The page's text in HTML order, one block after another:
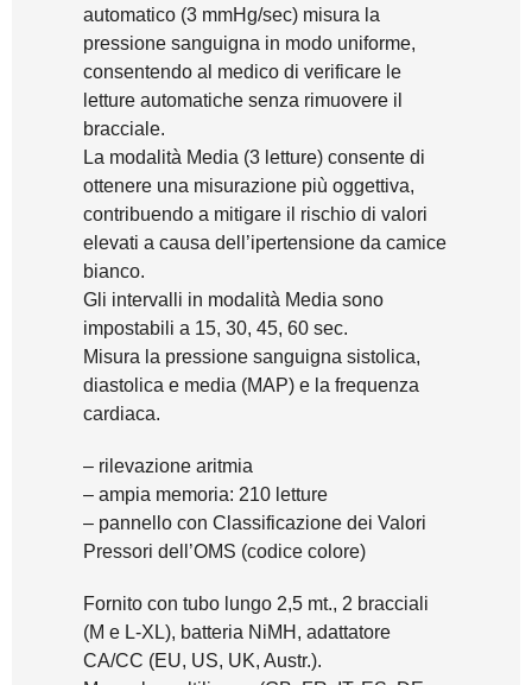
automatico (3 mmHg/sec) misura la
pressione sanguigna in modo uniforme,
consentendo al medico di verificare le
letture automatiche senza rimuovere il
bracciale.
La modalità Media (3 letture) consente di
ottenere una misurazione più oggettiva,
contribuendo a mitigare il rischio di valori
elevati a causa dell’ipertensione da camice
bianco.
Gli intervalli in modalità Media sono
impostabili a 15, 30, 45, 60 sec.
Misura la pressione sanguigna sistolica,
diastolica e media (MAP) e la frequenza
cardiaca.
– rilevazione aritmia
– ampia memoria: 210 letture
– pannello con Classificazione dei Valori
Pressori dell’OMS (codice colore)
Fornito con tubo lungo 2,5 mt., 2 bracciali
(M e L-XL), batteria NiMH, adattatore
CA/CC (EU, US, UK, Austr.).